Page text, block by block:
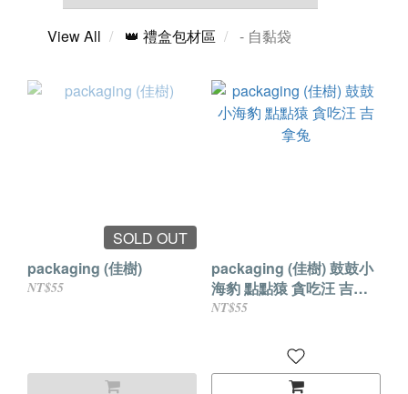
View All 👑 禮盒包材區 - 自黏袋
SOLD OUT
packaging (佳樹)
NT$55
packaging (佳樹) 鼓鼓小
海豹 點點猿 貪吃汪 吉拿
兔
NT$55